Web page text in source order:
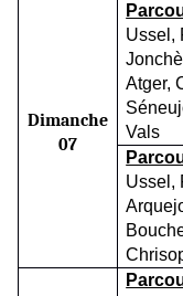
Dimanche
07
Ussel,
Atger,
Vals
Ussel,